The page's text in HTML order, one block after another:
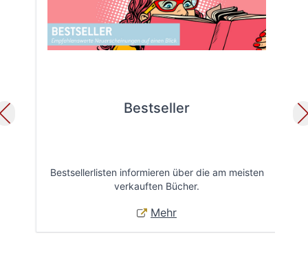
Bestseller
Bestsellerlisten informieren über die am meisten
verkauften Bücher.
Mehr